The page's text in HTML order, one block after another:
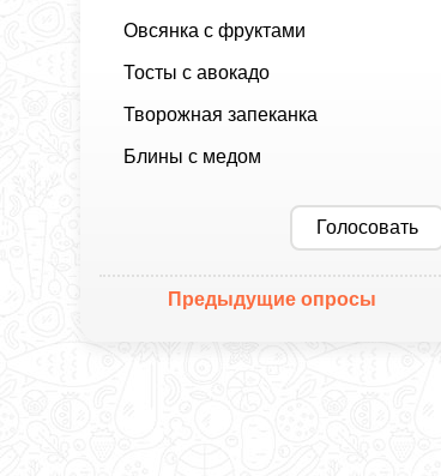
Овсянка с фруктами
Тосты с авокадо
Творожная запеканка
Блины с медом
Голосовать
Предыдущие опросы